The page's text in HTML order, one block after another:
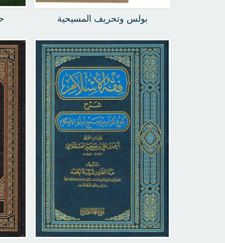
بولس وتحريف المسيحية